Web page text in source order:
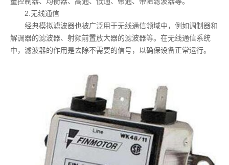
2.无线通信
经典模拟滤波器也被广泛用于无线通信领域中，例如调制器和
解调器的滤波器、射频前置放大器的滤波器等。在无线通信系统
中，滤波器的作用是去除不需要的信号，以确保设备正常运行。